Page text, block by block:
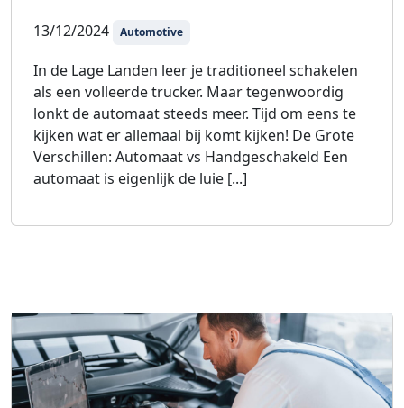
13/12/2024 Automotive
In de Lage Landen leer je traditioneel schakelen
als een volleerde trucker. Maar tegenwoordig
lonkt de automaat steeds meer. Tijd om eens te
kijken wat er allemaal bij komt kijken! De Grote
Verschillen: Automaat vs Handgeschakeld Een
automaat is eigenlijk de luie [...]